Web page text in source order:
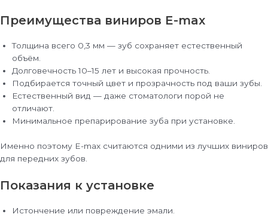
Преимущества виниров E-max
Толщина всего 0,3 мм — зуб сохраняет естественный
объём.
Долговечность 10–15 лет и высокая прочность.
Подбирается точный цвет и прозрачность под ваши зубы.
Естественный вид — даже стоматологи порой не
отличают.
Минимальное препарирование зуба при установке.
Именно поэтому E-max считаются одними из лучших виниров
для передних зубов.
Показания к установке
Истончение или повреждение эмали.